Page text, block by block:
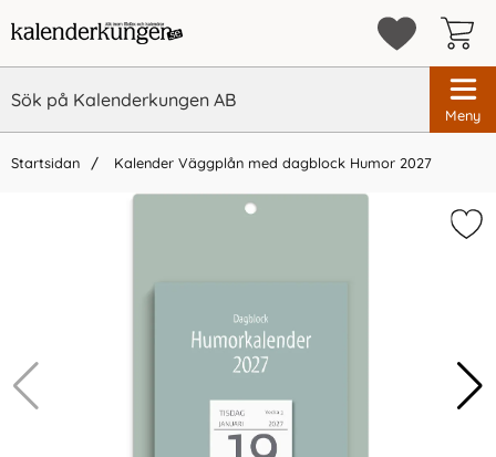
Meny
Startsidan Kalender Väggplån med dagblock Humor 2027
Vi rekommenderar